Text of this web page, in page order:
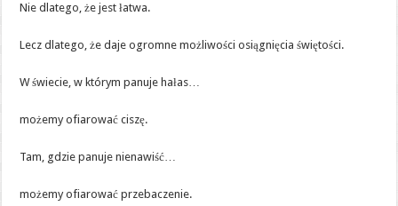
Nie dlatego, że jest łatwa.
Lecz dlatego, że daje ogromne możliwości osiągnięcia świętości.
W świecie, w którym panuje hałas…
możemy ofiarować ciszę.
Tam, gdzie panuje nienawiść…
możemy ofiarować przebaczenie.